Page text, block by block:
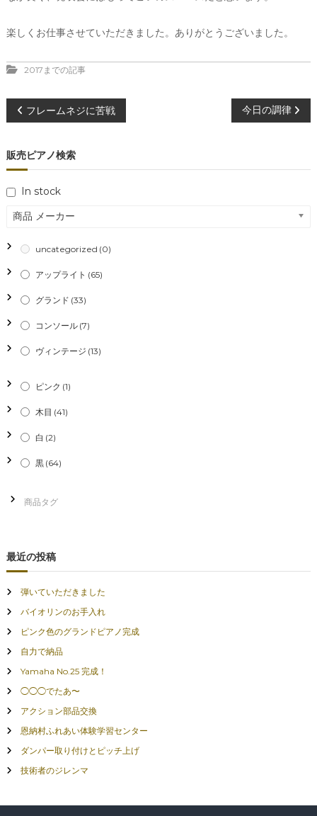
楽しくお仕事させていただきました。ありがとうございました。
2017までの記事
投
稿
ナ
ビ
ゲ
ー
シ
ョ
フレームネジに苦戦 今日の調律
販売ピアノ検索
In stock
商品 メーカー
uncategorized (0)
アップライト (65)
グランド (33)
コンソール (7)
ヴィンテージ (13)
ピンク (1)
木目 (41)
白 (2)
黒 (64)
最近の投稿
弾いていただきました
バイオリンのお手入れ
ピンク色のグランドピアノ完成
自力で納品
Yamaha No.25 完成！
◯◯◯でたあ〜
アクション部品交換
恩納村ふれあい体験学習センター
ダンパー取り付けとピッチ上げ
技術者のジレンマ